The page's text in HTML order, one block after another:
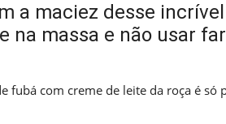
a maciez desse
na massa e não usar
fubá com creme de leite da roça é só